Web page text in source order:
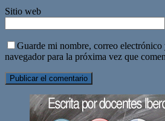
Sitio web
Guarde mi nombre, correo electrónico
navegador para la próxima vez que